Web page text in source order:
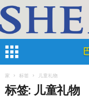
家 标签 儿童礼物
标签: 儿童礼物